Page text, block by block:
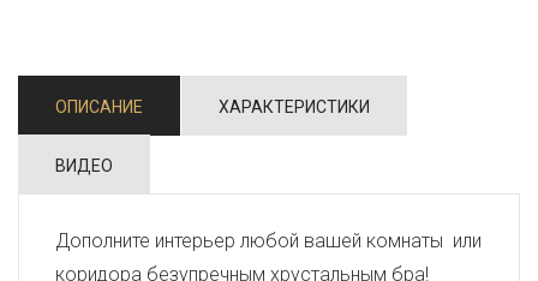
ОПИСАНИЕ ХАРАКТЕРИСТИКИ
ВИДЕО
Дополните интерьер любой вашей комнаты или
коридора безупречным хрустальным бра!